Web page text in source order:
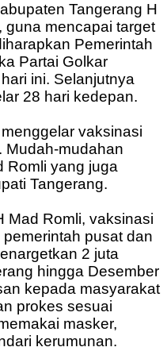
Tangerang H
guna mencapai target
Pemerintah
Partai Golkar
ini. Selanjutnya
28 hari kedepan.
vaksinasi
Mudah-mudahan
Romli yang juga
Tangerang.
Mad Romli, vaksinasi
pusat dan
2 juta
hingga Desember
kepada masyarakat
prokes sesuai
masker,
kerumunan.